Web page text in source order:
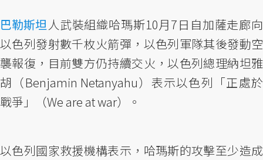
巴勒斯坦 人武裝組織哈瑪斯10月7日自加薩走廊向
以色列發射數千枚火箭彈，以色列軍隊其後發動空
襲報復，目前雙方仍持續交火，以色列總理納坦雅
胡（Benjamin Netanyahu）表示以色列「正處於
戰爭」（We are at war）。
以色列國家救援機構表示，哈瑪斯的攻擊至少造成